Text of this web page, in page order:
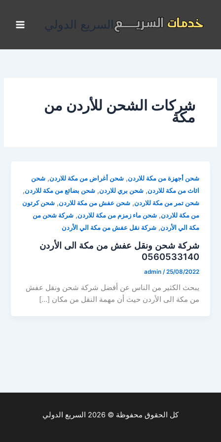
المحتوى
السريع الدولي
شركات الشحن للأردن من
مكة
شحن أجهزة من مكة للاردن,شحن أغراض من مكة للاردن,شحن
اثاث من مكة للاردن,شحن بري للاردن,شحن بضائع من مكة للاردن,
شحن تمر من مكة للاردن,شحن عفش من مكة للاردن,شحن كرتون
من مكة للاردن,شحن ماء زمزم من مكة للاردن,شركة شحن من
مكة الي الأردن,شركة نقل عفش من مكة الي الأردن
شركة شحن ونقل عفش من مكة الى الأردن
0560533140
admin /25/08/2022
يبحث الكثير من الناس عن أفضل شركة شحن ونقل عفش
من مكة الى الأردن حيث أن مهمة النقل من مكان […]
كل الحقوق محفوظة © 2026 السريع الدولي